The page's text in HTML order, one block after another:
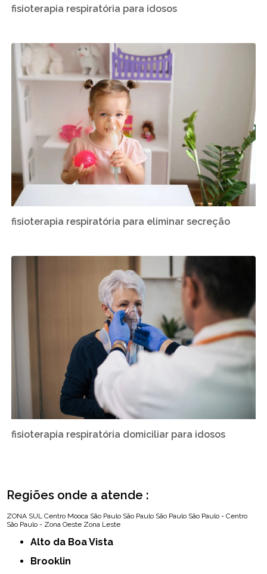
fisioterapia respiratória para idosos
fisioterapia respiratória para eliminar secreção
fisioterapia respiratória domiciliar para idosos
Regiões onde a atende :
ZONA SUL Centro Mooca São Paulo São Paulo São Paulo São Paulo - Centro
São Paulo - Zona Oeste Zona Leste
Alto da Boa Vista
Brooklin